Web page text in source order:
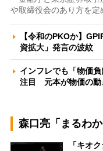
や取締役会のあり方を
【令和のPKOか】
資拡大」発言の波紋
インフレでも「物価
注目 元本が物価の
森口亮「まるわか
「キオ